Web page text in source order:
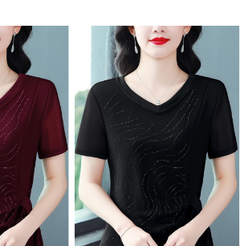
，若未經同意申辦者引起之損失，本公司不負相關責
後付」時，將依據個別帳號之用戶狀況，依本公司即
額度；若仍有額度不足之情形，本公司將視審查結果
。
帳號或使用他人資訊註冊。若發現惡意使用之情形，
將有權停止該用戶之使用額度並採取法律行動。
含以上)免運費
含以上)免運費
查看運費